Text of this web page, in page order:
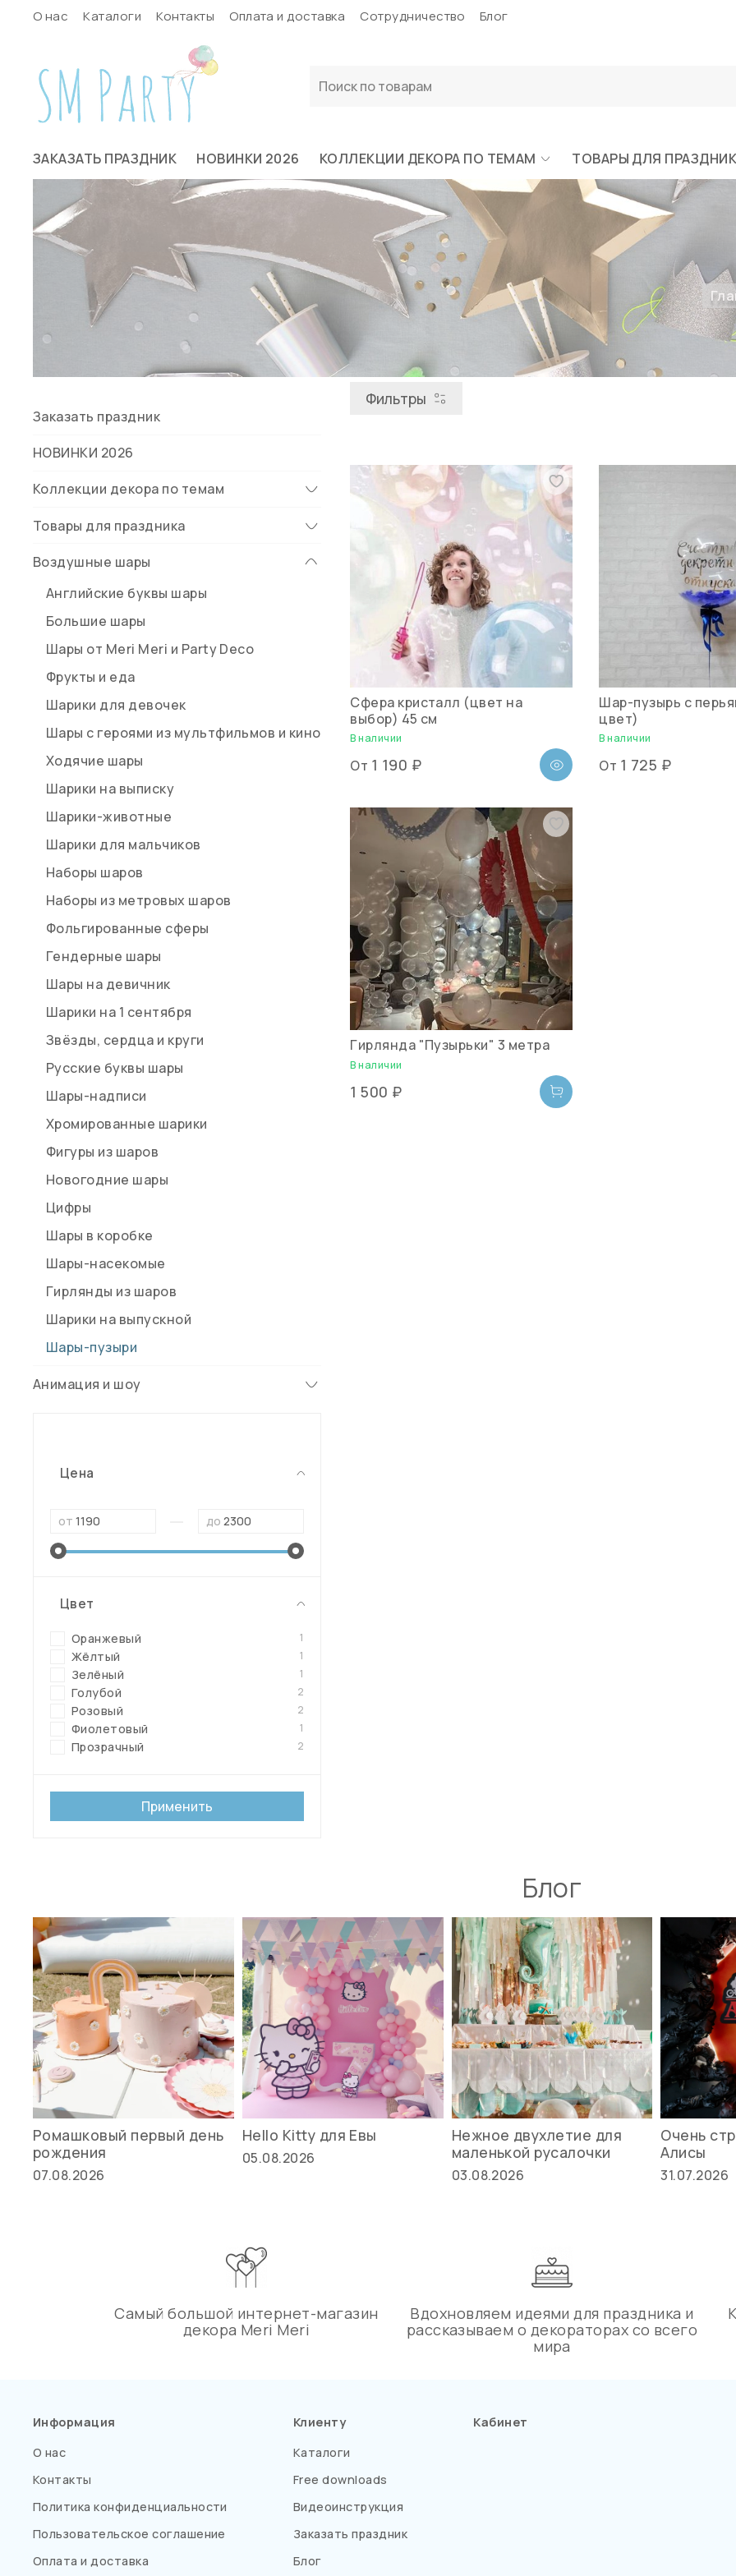
О нас Каталоги Контакты Оплата и доставка Сотрудничество Блог
ЗАКАЗАТЬ ПРАЗДНИК НОВИНКИ 2026 КОЛЛЕКЦИИ ДЕКОРА ПО ТЕМАМ ТОВАРЫ ДЛЯ
Фильтры
Сфера кристалл (цвет на
выбор) 45 см
В наличии
От 1 190 ₽
Шар-пузырь с
цвет)
В наличии
От 1 725 ₽
Гирлянда "Пузырьки" 3 метра
В наличии
1 500 ₽
Заказать праздник
НОВИНКИ 2026
Коллекции декора по темам
Товары для праздника
Воздушные шары
Английские буквы шары
Большие шары
Шары от Meri Meri и Party Deco
Фрукты и еда
Шарики для девочек
Шары с героями из мультфильмов и кино
Ходячие шары
Шарики на выписку
Шарики-животные
Шарики для мальчиков
Наборы шаров
Наборы из метровых шаров
Фольгированные сферы
Гендерные шары
Шары на девичник
Шарики на 1 сентября
Звёзды, сердца и круги
Русские буквы шары
Шары-надписи
Хромированные шарики
Фигуры из шаров
Новогодние шары
Цифры
Шары в коробке
Шары-насекомые
Гирлянды из шаров
Шарики на выпускной
Шары-пузыри
Анимация и шоу
Цена
от до
Цвет
Оранжевый 1
Жёлтый 1
Зелёный 1
Голубой 2
Розовый 2
Фиолетовый 1
Прозрачный 2
Применить
Блог
Ромашковый первый день
рождения
07.08.2026
Hello Kitty для Евы
05.08.2026
Нежное двухлетие для
маленькой русалочки
03.08.2026
Очень
Алисы
31.07.2026
Самый большой интернет-магазин
декора Meri Meri
Вдохновляем идеями для праздника и
рассказываем о декораторах со всего
мира
Информация
О нас
Контакты
Политика конфиденциальности
Пользовательское соглашение
Оплата и доставка
Клиенту
Каталоги
Free downloads
Видеоинструкция
Заказать праздник
Блог
Кабинет